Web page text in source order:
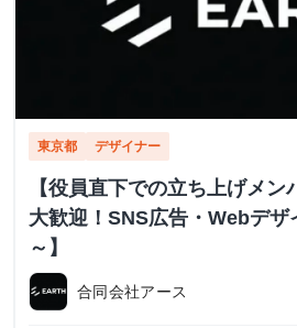
東京都 デザイナー
【役員直下での立ち上げメ
大歓迎！SNS広告・Webデザ
～】
合同会社アース